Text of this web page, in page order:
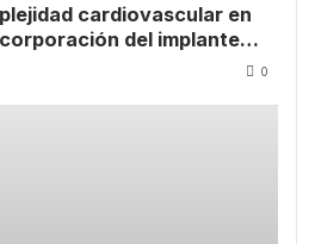
cardiovascular en
del implante
0